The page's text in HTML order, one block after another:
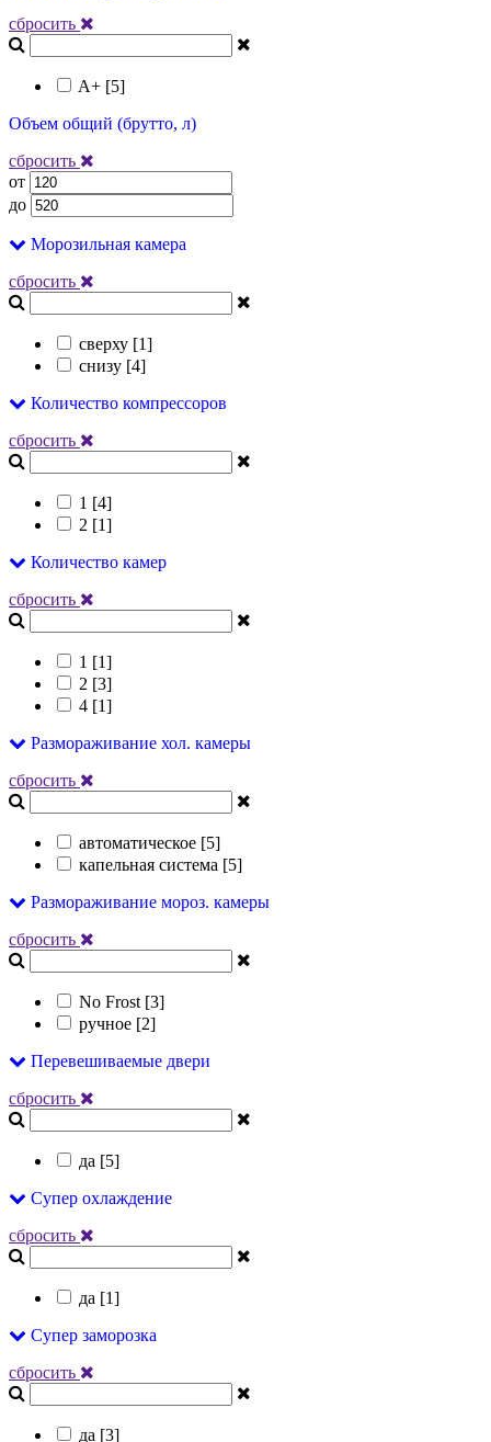
сбросить
A+ [5]
Объем общий (брутто, л)
сбросить
от
до
Морозильная камера
сбросить
сверху [1]
снизу [4]
Количество компрессоров
сбросить
1 [4]
2 [1]
Количество камер
сбросить
1 [1]
2 [3]
4 [1]
Размораживание хол. камеры
сбросить
автоматическое [5]
капельная система [5]
Размораживание мороз. камеры
сбросить
No Frost [3]
ручное [2]
Перевешиваемые двери
сбросить
да [5]
Супер охлаждение
сбросить
да [1]
Супер заморозка
сбросить
да [3]